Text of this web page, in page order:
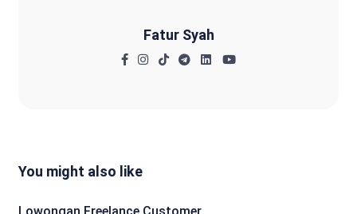
Fatur Syah
You might also like